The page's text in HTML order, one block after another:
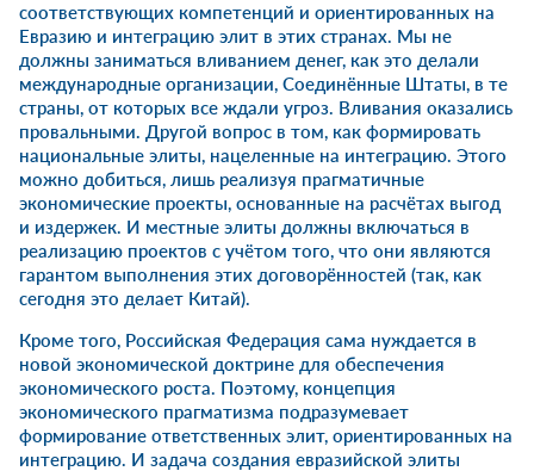
соответствующих компетенций и ориентированных на
Евразию и интеграцию элит в этих странах. Мы не
должны заниматься вливанием денег, как это делали
международные организации, Соединённые Штаты, в те
страны, от которых все ждали угроз. Вливания оказались
провальными. Другой вопрос в том, как формировать
национальные элиты, нацеленные на интеграцию. Этого
можно добиться, лишь реализуя прагматичные
экономические проекты, основанные на расчётах выгод
и издержек. И местные элиты должны включаться в
реализацию проектов с учётом того, что они являются
гарантом выполнения этих договорённостей (так, как
сегодня это делает Китай).
Кроме того, Российская Федерация сама нуждается в
новой экономической доктрине для обеспечения
экономического роста. Поэтому, концепция
экономического прагматизма подразумевает
формирование ответственных элит, ориентированных на
интеграцию. И задача создания евразийской элиты